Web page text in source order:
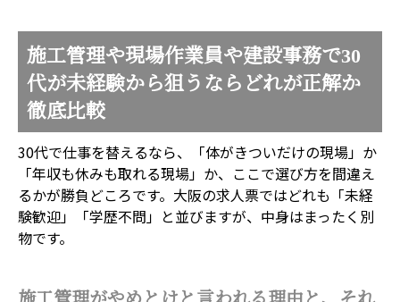
施工管理や現場作業員や建設事務で30
代が未経験から狙うならどれが正解か
徹底比較
30代で仕事を替えるなら、「体がきついだけの現場」か
「年収も休みも取れる現場」か、ここで選び方を間違え
るかが勝負どころです。大阪の求人票ではどれも「未経
験歓迎」「学歴不問」と並びますが、中身はまったく別
物です。